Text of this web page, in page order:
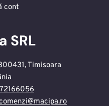
cont
SRL
Timisoara